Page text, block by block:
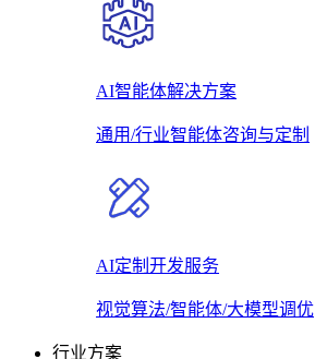
AI智能体解决方案
通用/行业智能体咨询与定制
AI定制开发服务
视觉算法/智能体/大模型调优
行业方案